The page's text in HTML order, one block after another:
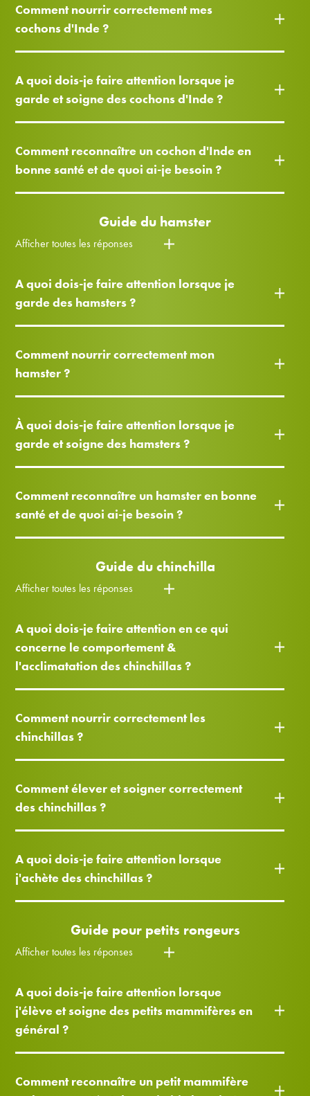
Comment nourrir correctement mes
cochons d'Inde ?
A quoi dois-je faire attention lorsque je
garde et soigne des cochons d'Inde ?
Comment reconnaître un cochon d'Inde en
bonne santé et de quoi ai-je besoin ?
Guide du hamster
Afficher toutes les réponses
A quoi dois-je faire attention lorsque je
garde des hamsters ?
Comment nourrir correctement mon
hamster ?
À quoi dois-je faire attention lorsque je
garde et soigne des hamsters ?
Comment reconnaître un hamster en bonne
santé et de quoi ai-je besoin ?
Guide du chinchilla
Afficher toutes les réponses
A quoi dois-je faire attention en ce qui
concerne le comportement &
l'acclimatation des chinchillas ?
Comment nourrir correctement les
chinchillas ?
Comment élever et soigner correctement
des chinchillas ?
A quoi dois-je faire attention lorsque
j'achète des chinchillas ?
Guide pour petits rongeurs
Afficher toutes les réponses
A quoi dois-je faire attention lorsque
j'élève et soigne des petits mammifères en
général ?
Comment reconnaître un petit mammifère